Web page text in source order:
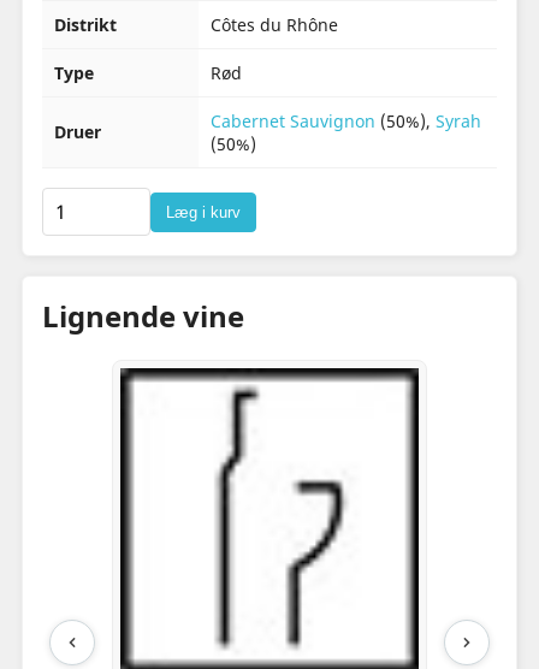
Distrikt Côtes du Rhône
Type Rød
Druer Cabernet Sauvignon (50%), Syrah
(50%)
Læg i kurv
Lignende vine